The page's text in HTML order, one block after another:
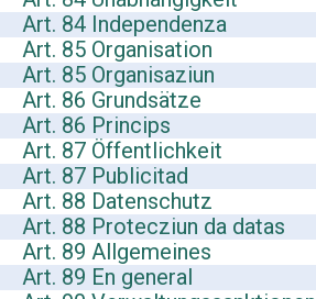
Art. 84 Independenza
Art. 85 Organisation
Art. 85 Organisaziun
Art. 86 Grundsätze
Art. 86 Princips
Art. 87 Öffentlichkeit
Art. 87 Publicitad
Art. 88 Datenschutz
Art. 88 Protecziun da datas
Art. 89 Allgemeines
Art. 89 En general